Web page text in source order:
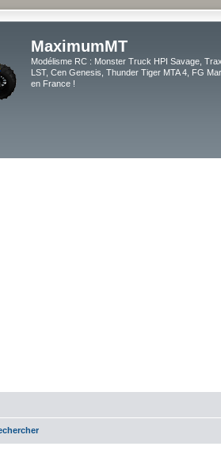
MaximumMT
Modélisme RC : Monster Truck HPI Savage,
LST, Cen Genesis, Thunder Tiger MTA 4, FG
en France !